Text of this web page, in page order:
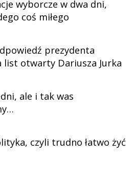
wyborcze w dwa dni,
coś miłego
prezydenta
list otwarty Dariusza Jurka
ale i tak was
czyli trudno łatwo żyć